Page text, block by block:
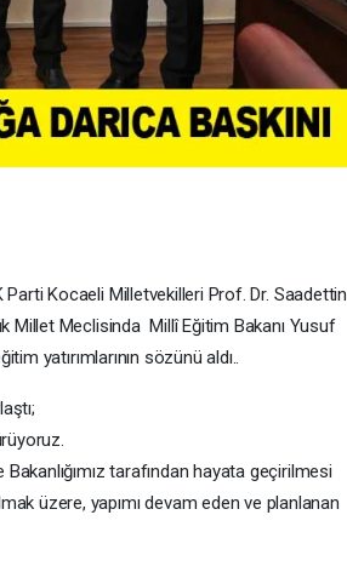
Parti Kocaeli Milletvekilleri Prof. Dr. Saadettin
Millet Meclisinda Millî Eğitim Bakanı Yusuf
yatırımlarının sözünü aldı..
tarafından hayata geçirilmesi
üzere, yapımı devam eden ve planlanan